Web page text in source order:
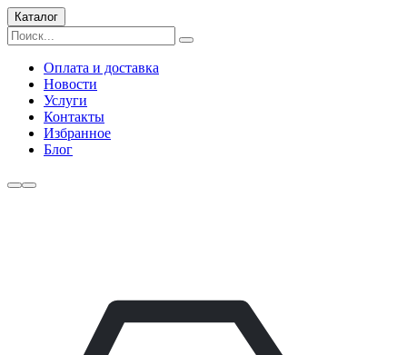
Каталог
Оплата и доставка
Новости
Услуги
Контакты
Избранное
Блог